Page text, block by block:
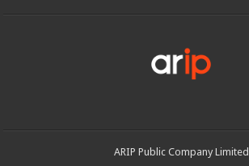
ARIP Public Company Limited